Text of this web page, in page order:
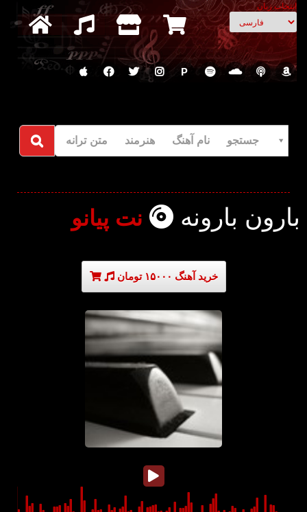
انتخاب زبان
P
جستجو نام آهنگ هنرمند متن ترانه
بارون بارونه نت پیانو
خرید آهنگ ۱۵۰۰۰ تومان